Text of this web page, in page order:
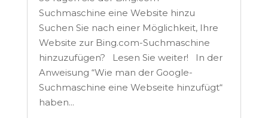
Suchmaschine eine Website hinzu
Suchen Sie nach einer Möglichkeit, Ihre
Website zur Bing.com-Suchmaschine
hinzuzufügen? Lesen Sie weiter! In der
Anweisung “Wie man der Google-
Suchmaschine eine Webseite hinzufügt“
haben...